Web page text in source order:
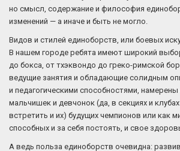
но смысл, содержание и философия
изменений — а иначе и быть не могло.
Видов и стилей единоборств, или боевых
В нашем городе ребята имеют широкий
до бокса, от тхэквондо до греко-римской
ведущие занятия и обладающие солидным
и педагогическими способностями,
мальчишек и девчонок (да, в секциях и
встретить и их) будущих чемпионов или как
способных и за себя постоять, и свое
А ведь польза единоборств очевидна: